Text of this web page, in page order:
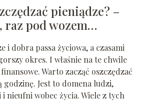
pieniądze? –
raz pod wozem…
i dobra passa życiowa, a czasami
okres. I właśnie na te chwile
Warto zacząć oszczędzać
godzinę. Jest to domena ludzi,
nieufni wobec życia. Wiele z tych